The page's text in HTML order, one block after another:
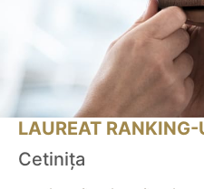
LAUREAT
Cetinița